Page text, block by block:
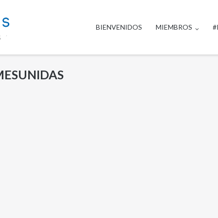
BIENVENIDOS MIEMBROS